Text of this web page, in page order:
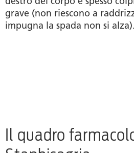
grave (non riescono a
impugna la spada non si alza).
Il quadro